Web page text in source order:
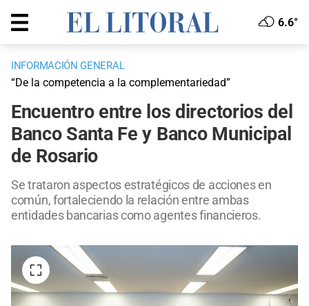
6.6°
INFORMACIÓN GENERAL
“De la competencia a la complementariedad”
Encuentro entre los directorios del
Banco Santa Fe y Banco Municipal
de Rosario
Se trataron aspectos estratégicos de acciones en
común, fortaleciendo la relación entre ambas
entidades bancarias como agentes financieros.